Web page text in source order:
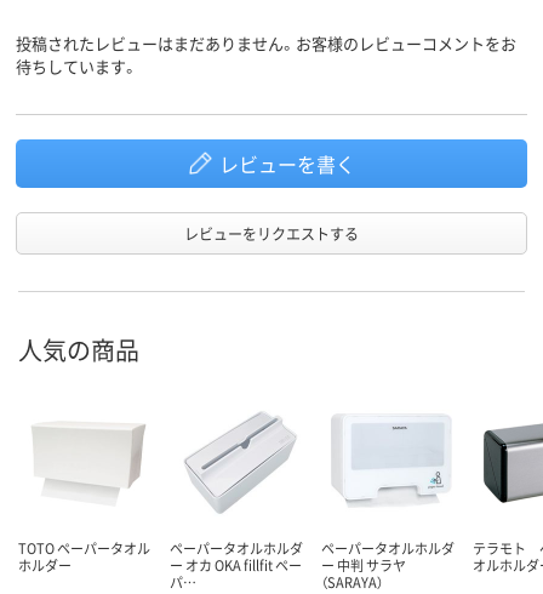
投稿されたレビューはまだありません。お客様のレビューコメントをお
待ちしています。
レビューを書く
レビューをリクエストする
人気の商品
TOTO ペーパータオル
ホルダー
ペーパータオルホルダ
ー オカ OKA fillfit ペー
パ…
ペーパータオルホルダ
ー 中判 サラヤ
（SARAYA）
テラモト
オルホル